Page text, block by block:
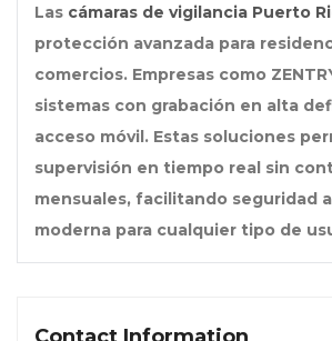
Las cámaras de vigilancia Puerto
protección avanzada para
comercios. Empresas como
sistemas con grabación en alta
acceso móvil. Estas soluciones
supervisión en tiempo real sin
mensuales, facilitando seguridad
moderna para cualquier tipo de